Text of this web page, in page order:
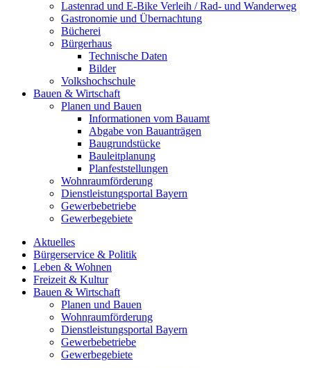
Lastenrad und E-Bike Verleih / Rad- und Wanderweg
Gastronomie und Übernachtung
Bücherei
Bürgerhaus
Technische Daten
Bilder
Volkshochschule
Bauen & Wirtschaft
Planen und Bauen
Informationen vom Bauamt
Abgabe von Bauanträgen
Baugrundstücke
Bauleitplanung
Planfeststellungen
Wohnraumförderung
Dienstleistungsportal Bayern
Gewerbebetriebe
Gewerbegebiete
Aktuelles
Bürgerservice & Politik
Leben & Wohnen
Freizeit & Kultur
Bauen & Wirtschaft
Planen und Bauen
Wohnraumförderung
Dienstleistungsportal Bayern
Gewerbebetriebe
Gewerbegebiete